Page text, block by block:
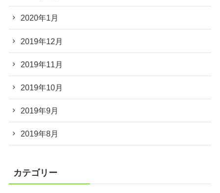
2020年1月
2019年12月
2019年11月
2019年10月
2019年9月
2019年8月
カテゴリー